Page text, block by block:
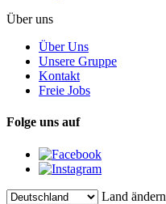
Über uns
Über Uns
Unsere Gruppe
Kontakt
Freie Jobs
Folge uns auf
Land ändern